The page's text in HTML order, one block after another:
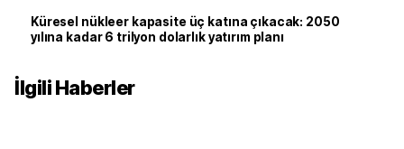
Küresel nükleer kapasite üç katına çıkacak: 2050
yılına kadar 6 trilyon dolarlık yatırım planı
İlgili Haberler